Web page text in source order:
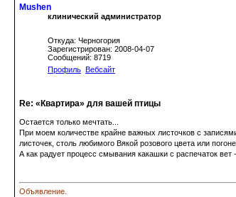
Mushen
клинический администратор
Откуда: Черногория
Зарегистрирован: 2008-04-07
Сообщений: 8719
Профиль Вебсайт
Re: «Квартира» для вашей птицы
Остается только мечтать...
При моем количестве крайне важных листочков с
листочек, столь любимого Вякой розового цвета или
А как радует процесс смывания какашки с распечаток вет
Объявление.